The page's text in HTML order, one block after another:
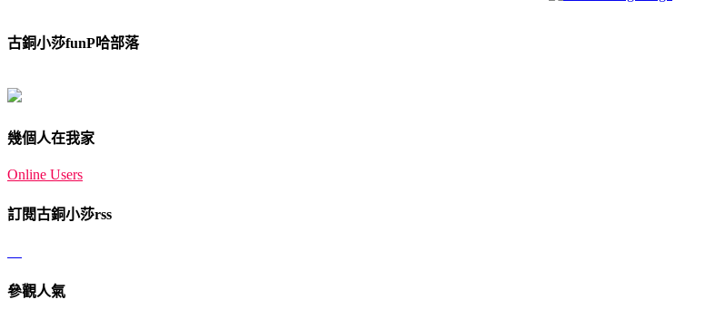
古銅小莎funP哈部落
幾個人在我家
Online Users
訂閱古銅小莎rss
參觀人氣